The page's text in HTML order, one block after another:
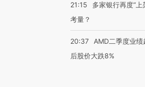
21:15
多家银行再度“
考量？
20:37
AMD二季度业
后股价大跌8%